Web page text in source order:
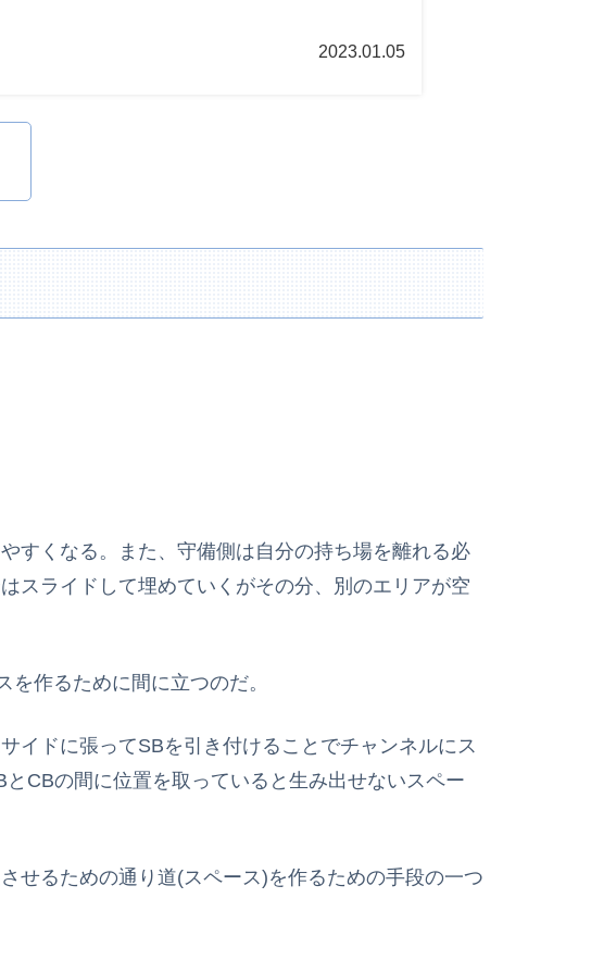
2023.01.05
すくなる。また、守備側は自分の持ち場を離れる必
スライドして埋めていくがその分、別のエリアが空
作るために間に立つのだ。
イドに張ってSBを引き付けることでチャンネルにス
CBの間に位置を取っていると生み出せないスペー
せるための通り道(スペース)を作るための手段の一つ